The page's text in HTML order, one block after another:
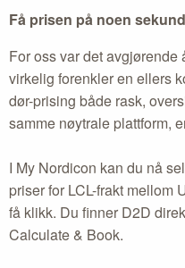
Få prisen på noen
For oss var det
virkelig forenkler en ellers
dør-prising både rask,
samme nøytrale plattform,
I My Nordicon kan du nå
priser for LCL-frakt mellom
få klikk. Du finner D2D
Calculate & Book.